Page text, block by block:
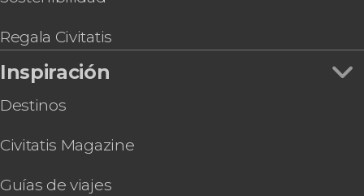
Regala Civitatis
Inspiración
Destinos
Civitatis Magazine
Guías de viajes